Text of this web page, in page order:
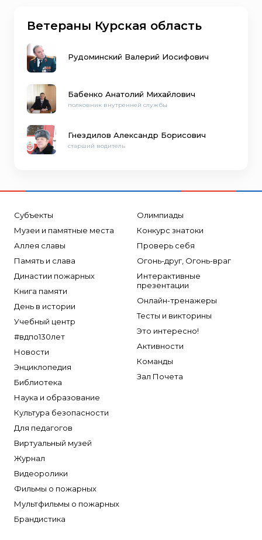
Ветераны Курская область
Рудоминский Валерий Иосифович
Бабенко Анатолий Михайлович
полковник внутренней службы
Гнездилов Александр Борисович
старший водитель
Субъекты
Музеи и памятные места
Аллея славы
Память и слава
Династии пожарных
Книга памяти
День в истории
Учебный центр
#вдпо130лет
Новости
Энциклопедия
Библиотека
Наука и образование
Культура безопасности
Для педагогов
Виртуальный музей
Журнал
Видеоролики
Фильмы о пожарных
Мультфильмы о пожарных
Брандистика
Олимпиады
Конкурс знатоки
Проверь себя
Огонь-друг, Огонь-враг
Интерактивные
презентации
Онлайн-тренажеры
Тесты и викторины
Это интересно!
Активности
Команды
Зал Почета